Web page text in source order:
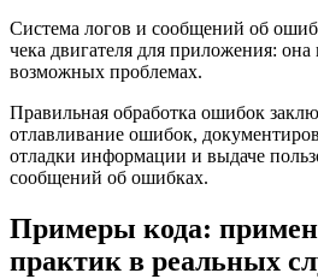
Система логов и сообщений об
чека двигателя для приложения:
возможных проблемах.
Правильная обработка ошибок
отлавливание ошибок,
отладки информации и выдаче
сообщений об ошибках.
Примеры кода:
практик в реальных